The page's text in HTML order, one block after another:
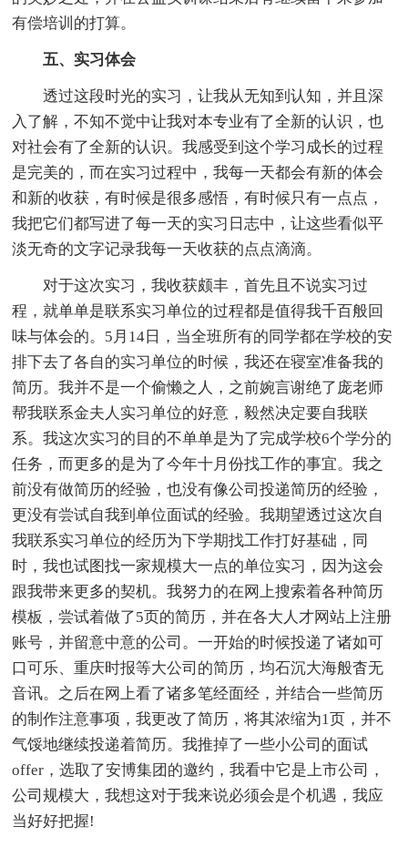
有偿培训的打算。
五、实习体会
透过这段时光的实习，让我从无知到认知，并且深
入了解，不知不觉中让我对本专业有了全新的认识，也
对社会有了全新的认识。我感受到这个学习成长的过程
是完美的，而在实习过程中，我每一天都会有新的体会
和新的收获，有时候是很多感悟，有时候只有一点点，
我把它们都写进了每一天的实习日志中，让这些看似平
淡无奇的文字记录我每一天收获的点点滴滴。
对于这次实习，我收获颇丰，首先且不说实习过
程，就单单是联系实习单位的过程都是值得我千百般回
味与体会的。5月14日，当全班所有的同学都在学校的安
排下去了各自的实习单位的时候，我还在寝室准备我的
简历。我并不是一个偷懒之人，之前婉言谢绝了庞老师
帮我联系金夫人实习单位的好意，毅然决定要自我联
系。我这次实习的目的不单单是为了完成学校6个学分的
任务，而更多的是为了今年十月份找工作的事宜。我之
前没有做简历的经验，也没有像公司投递简历的经验，
更没有尝试自我到单位面试的经验。我期望透过这次自
我联系实习单位的经历为下学期找工作打好基础，同
时，我也试图找一家规模大一点的单位实习，因为这会
跟我带来更多的契机。我努力的在网上搜索着各种简历
模板，尝试着做了5页的简历，并在各大人才网站上注册
账号，并留意中意的公司。一开始的时候投递了诸如可
口可乐、重庆时报等大公司的简历，均石沉大海般杳无
音讯。之后在网上看了诸多笔经面经，并结合一些简历
的制作注意事项，我更改了简历，将其浓缩为1页，并不
气馁地继续投递着简历。我推掉了一些小公司的面试
offer，选取了安博集团的邀约，我看中它是上市公司，
公司规模大，我想这对于我来说必须会是个机遇，我应
当好好把握!